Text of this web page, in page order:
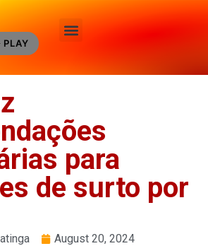
PLAY
para
de surto por
August 20, 2024